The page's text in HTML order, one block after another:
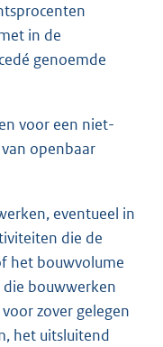
in de
genoemde
voor een niet-
openbaar
eventueel in
die de
het bouwvolume
bouwwerken
zover gelegen
het uitsluitend